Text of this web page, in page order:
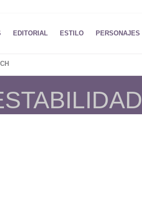
EDITORIAL ESTILO PERSONAJES